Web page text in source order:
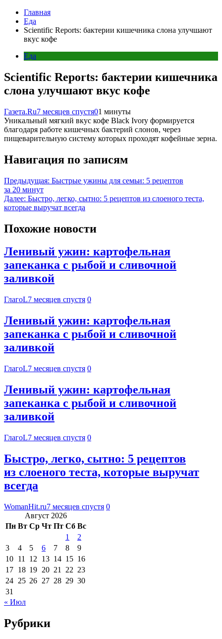
Главная
Еда
Scientific Reports: бактерии кишечника слона улучшают
вкус кофе
Еда
Scientific Reports: бактерии кишечника
слона улучшают вкус кофе
Газета.Ru7 месяцев спустя01 минуты
Уникальный мягкий вкус кофе Black Ivory формируется
благодаря работе кишечных бактерий слонов, через
пищеварительную систему которых проходят кофейные зерна.
Навигация по записям
Предыдущая: Быстрые ужины для семьи: 5 рецептов
за 20 минут
Далее: Быстро, легко, сытно: 5 рецептов из слоеного теста,
которые выручат всегда
Похожие новости
Ленивый ужин: картофельная
запеканка с рыбой и сливочной
заливкой
ГлагоL7 месяцев спустя 0
Ленивый ужин: картофельная
запеканка с рыбой и сливочной
заливкой
ГлагоL7 месяцев спустя 0
Ленивый ужин: картофельная
запеканка с рыбой и сливочной
заливкой
ГлагоL7 месяцев спустя 0
Быстро, легко, сытно: 5 рецептов
из слоеного теста, которые выручат
всегда
WomanHit.ru7 месяцев спустя 0
Август 2026
Пн Вт Ср Чт Пт Сб Вс
1
2
3
4 5 6 7 8
9
10 11 12 13 14 15 16
17 18 19 20 21 22 23
24 25 26 27 28 29 30
31
« Июл
Рубрики